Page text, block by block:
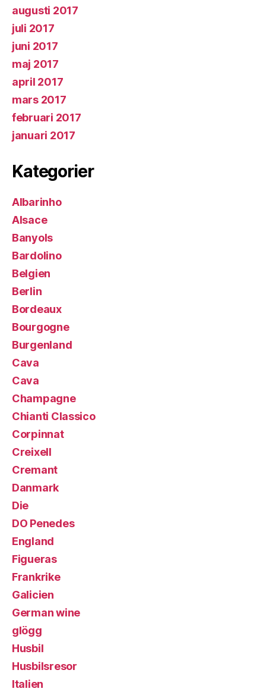
augusti 2017
juli 2017
juni 2017
maj 2017
april 2017
mars 2017
februari 2017
januari 2017
Kategorier
Albarinho
Alsace
Banyols
Bardolino
Belgien
Berlin
Bordeaux
Bourgogne
Burgenland
Cava
Cava
Champagne
Chianti Classico
Corpinnat
Creixell
Cremant
Danmark
Die
DO Penedes
England
Figueras
Frankrike
Galicien
German wine
glögg
Husbil
Husbilsresor
Italien